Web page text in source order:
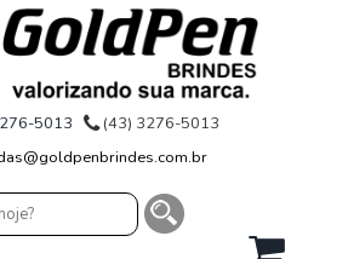
5013
(43) 3276-5013